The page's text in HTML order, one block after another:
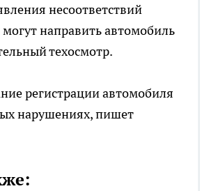
несоответствий
направить автомобиль
техосмотр.
регистрации автомобиля
нарушениях, пишет